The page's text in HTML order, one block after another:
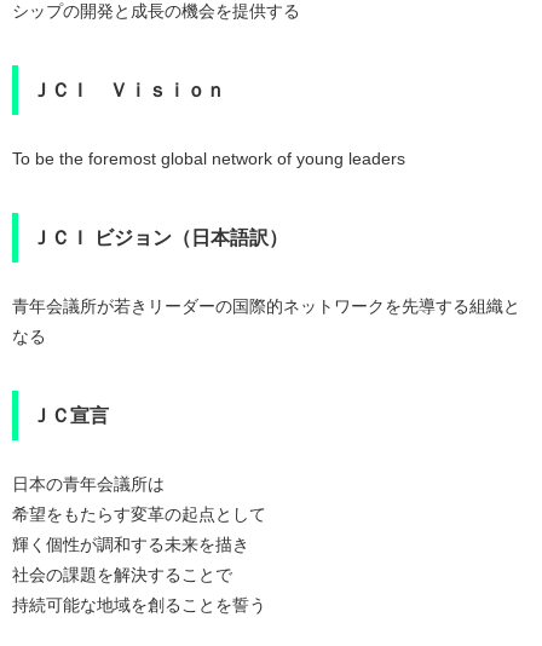
シップの開発と成長の機会を提供する
ＪＣＩ Ｖｉｓｉｏｎ
To be the foremost global network of young leaders
ＪＣＩ ビジョン（日本語訳）
青年会議所が若きリーダーの国際的ネットワークを先導する組織と
なる
ＪＣ宣言
日本の青年会議所は
希望をもたらす変革の起点として
輝く個性が調和する未来を描き
社会の課題を解決することで
持続可能な地域を創ることを誓う